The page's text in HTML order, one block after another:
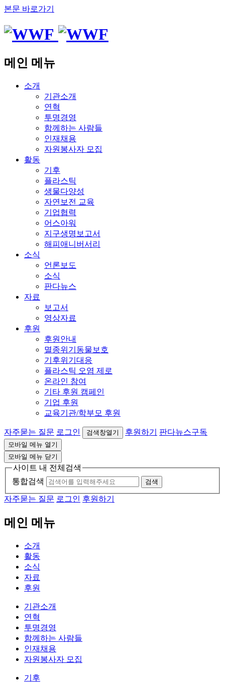
본문 바로가기
메인 메뉴
소개
기관소개
연혁
투명경영
함께하는 사람들
인재채용
자원봉사자 모집
활동
기후
플라스틱
생물다양성
자연보전 교육
기업협력
어스아워
지구생명보고서
해피애니버서리
소식
언론보도
소식
판다뉴스
자료
보고서
영상자료
후원
후원안내
멸종위기동물보호
기후위기대응
플라스틱 오염 제로
온라인 참여
기타 후원 캠페인
기업 후원
교육기관/학부모 후원
자주묻는 질문 로그인 검색창열기 후원하기 판다뉴스구독
모바일 메뉴 열기
모바일 메뉴 닫기
사이트 내 전체검색
통합검색
검색
자주묻는 질문 로그인 후원하기
메인 메뉴
소개
활동
소식
자료
후원
기관소개
연혁
투명경영
함께하는 사람들
인재채용
자원봉사자 모집
기후